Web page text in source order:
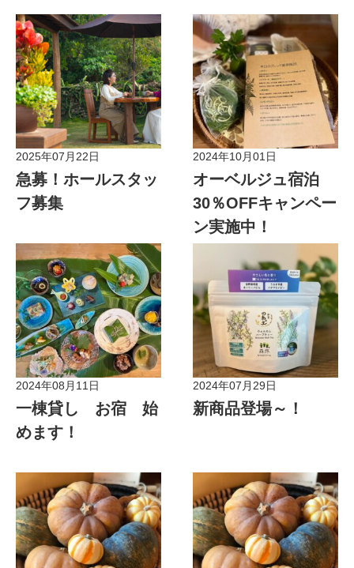
2025年07月22日
急募！ホールスタッ
フ募集
2024年10月01日
オーベルジュ宿泊
30％OFFキャンペー
ン実施中！
2024年08月11日
一棟貸し お宿 始
めます！
2024年07月29日
新商品登場～！